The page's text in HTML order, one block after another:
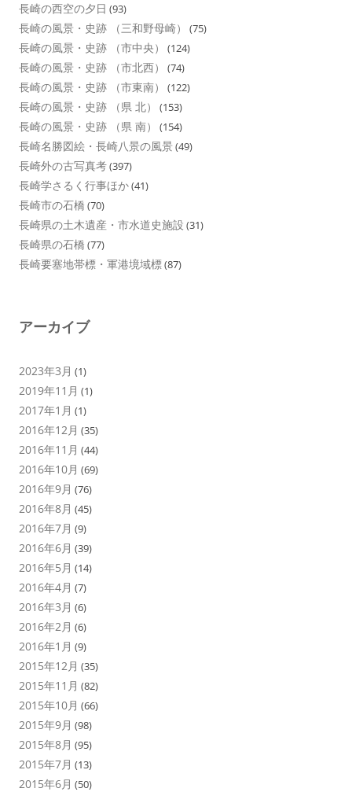
長崎の西空の夕日 (93)
長崎の風景・史跡 （三和野母崎） (75)
長崎の風景・史跡 （市中央） (124)
長崎の風景・史跡 （市北西） (74)
長崎の風景・史跡 （市東南） (122)
長崎の風景・史跡 （県 北） (153)
長崎の風景・史跡 （県 南） (154)
長崎名勝図絵・長崎八景の風景 (49)
長崎外の古写真考(397)
長崎学さるく行事ほか(41)
長崎市の石橋 (70)
長崎県の土木遺産・市水道史施設 (31)
長崎県の石橋 (77)
長崎要塞地帯標・軍港境域標(87)
アーカイブ
2023年3月 (1)
2019年11月 (1)
2017年1月 (1)
2016年12月 (35)
2016年11月 (44)
2016年10月 (69)
2016年9月 (76)
2016年8月 (45)
2016年7月 (9)
2016年6月 (39)
2016年5月 (14)
2016年4月 (7)
2016年3月 (6)
2016年2月 (6)
2016年1月 (9)
2015年12月 (35)
2015年11月 (82)
2015年10月 (66)
2015年9月 (98)
2015年8月 (95)
2015年7月 (13)
2015年6月 (50)